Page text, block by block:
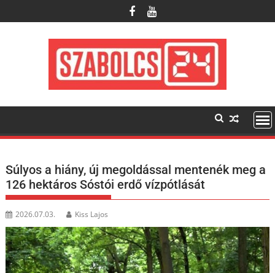
to
Súlyos a hiány, új megoldással mentenék meg a
126 hektáros Sóstói erdő vízpótlását
2026.07.03. Kiss Lajos